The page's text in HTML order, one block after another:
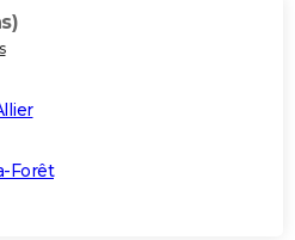
Forêt